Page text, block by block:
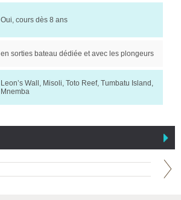
Oui, cours dès 8 ans
en sorties bateau dédiée et avec les plongeurs
Leon’s Wall, Misoli, Toto Reef, Tumbatu Island,
Mnemba